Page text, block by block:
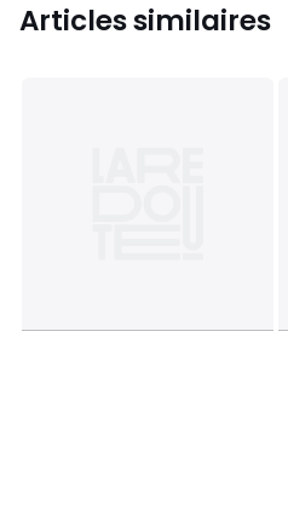
Articles similaires